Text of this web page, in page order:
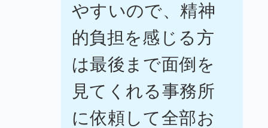
やすいので、精神
的負担を感じる方
は最後まで面倒を
見てくれる事務所
に依頼して全部お